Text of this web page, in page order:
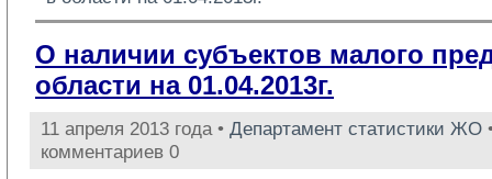
О наличии субъектов малого
области на 01.04.2013г.
11 апреля 2013 года • Департамент статистики ЖО
комментариев 0